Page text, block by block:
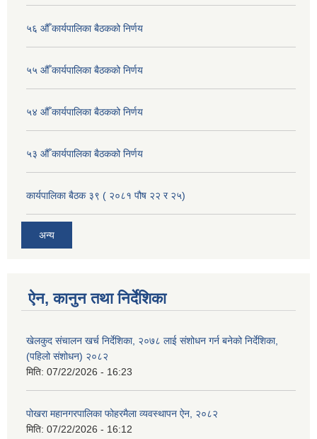
५६ औँ कार्यपालिका बैठकको निर्णय
५५ औँ कार्यपालिका बैठकको निर्णय
५४ औँ कार्यपालिका बैठकको निर्णय
५३ औँ कार्यपालिका बैठकको निर्णय
कार्यपालिका बैठक ३९ ( २०८१ पौष २२ र २५)
अन्य
ऐन, कानुन तथा निर्देशिका
खेलकुद संचालन खर्च निर्देशिका, २०७८ लाई संशोधन गर्न बनेको निर्देशिका,
(पहिलो संशोधन) २०८२
मिति: 07/22/2026 - 16:23
पोखरा महानगरपालिका फोहरमैला व्यवस्थापन ऐन, २०८२
मिति: 07/22/2026 - 16:12